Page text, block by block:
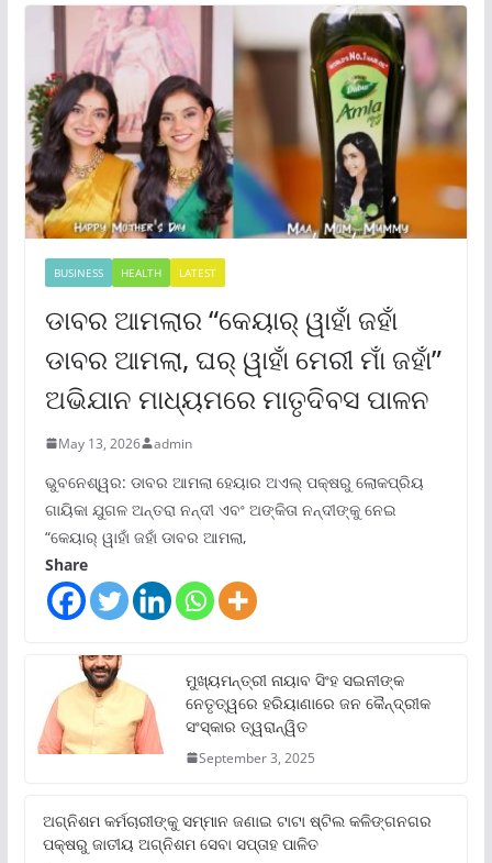
BUSINESS HEALTH LATEST
ଡାବର ଆମଲାର “କେୟାର୍ ୱାହାଁ ଜହାଁ
ଡାବର ଆମଲା, ଘର୍ ୱାହାଁ ମେରୀ ମାଁ ଜହାଁ”
ଅଭିଯାନ ମାଧ୍ୟମରେ ମାତୃଦିବସ ପାଳନ
May 13, 2026 admin
ଭୁବନେଶ୍ୱର: ଡାବର ଆମଲା ହେୟାର ଅଏଲ୍ ପକ୍ଷରୁ ଲୋକପ୍ରିୟ
ଗାୟିକା ଯୁଗଳ ଅନ୍ତରା ନନ୍ଦୀ ଏବଂ ଅଙ୍କିତା ନନ୍ଦୀଙ୍କୁ ନେଇ
“କେୟାର୍ ୱାହାଁ ଜହାଁ ଡାବର ଆମଲା,
Share
ମୁଖ୍ୟମନ୍ତ୍ରୀ ନାୟାବ ସିଂହ ସଇନୀଙ୍କ
ନେତୃତ୍ୱରେ ହରିୟାଣାରେ ଜନ କୈନ୍ଦ୍ରୀକ
ସଂସ୍କାର ତ୍ୱରାନ୍ୱିତ
September 3, 2025
ଅଗ୍ନିଶମ କର୍ମଚାରୀଙ୍କୁ ସମ୍ମାନ ଜଣାଇ ଟାଟା ଷ୍ଟିଲ କଳିଙ୍ଗନଗର
ପକ୍ଷରୁ ଜାତୀୟ ଅଗ୍ନିଶମ ସେବା ସପ୍ତାହ ପାଳିତ